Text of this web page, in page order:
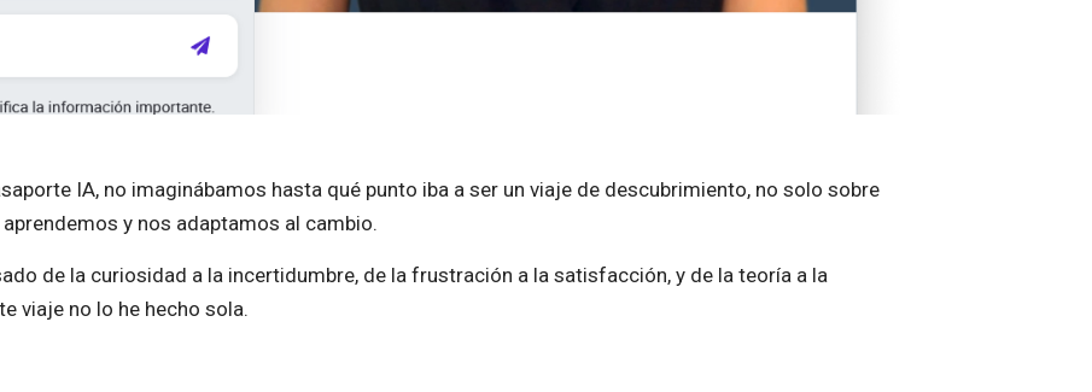
IA, no imaginábamos hasta qué punto iba a ser un viaje de descubrimiento, no solo sobre
y nos adaptamos al cambio.
de la curiosidad a la incertidumbre, de la frustración a la satisfacción, y de la teoría a la
viaje no lo he hecho sola.